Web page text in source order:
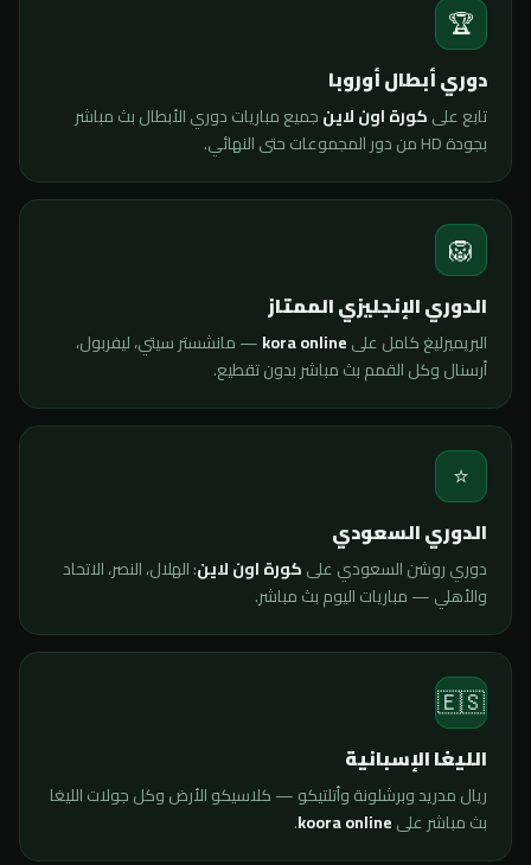
🏆
دوري أبطال أوروبا
تابع علىكورة اون لاينجميع مباريات دوري الأبطال بث مباشر
بجودة HD من دور المجموعات حتى النهائي.
🦁
الدوري الإنجليزي الممتاز
البريميرليغ كامل علىkora online— مانشستر سيتي، ليفربول،
أرسنال وكل القمم بث مباشر بدون تقطيع.
⭐
الدوري السعودي
دوري روشن السعودي علىكورة اون لاين: الهلال، النصر، الاتحاد
والأهلي — مباريات اليوم بث مباشر.
🇪🇸
الليغا الإسبانية
ريال مدريد وبرشلونة وأتلتيكو — كلاسيكو الأرض وكل جولات الليغا
بث مباشر علىkoora online
.